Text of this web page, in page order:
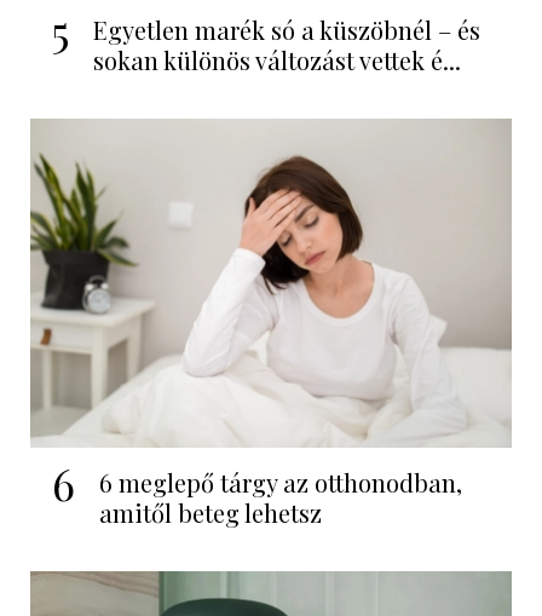
5
Egyetlen marék só a küszöbnél – és
sokan különös változást vettek é...
6
6 meglepő tárgy az otthonodban,
amitől beteg lehetsz